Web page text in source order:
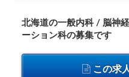
北海道の一般内科 / 脳神
ーション科の募集です
この求